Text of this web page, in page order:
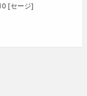
[セージ]